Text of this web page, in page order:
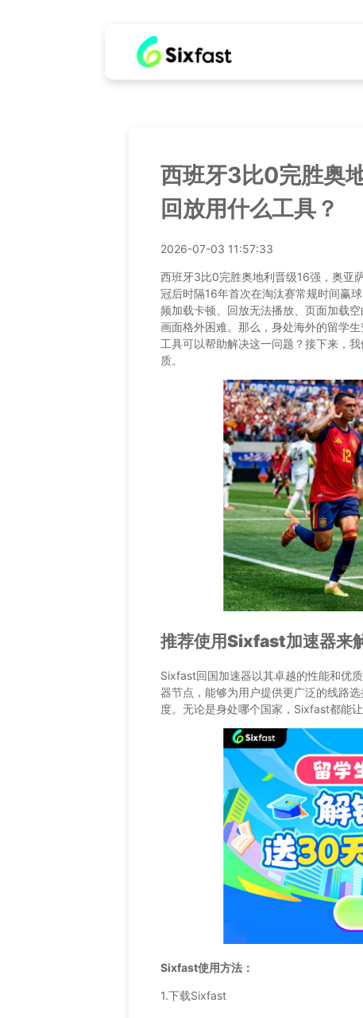
西班牙3比0完胜奥
回放用什么工具？
2026-07-03 11:57:33
西班牙3比0完胜奥地利晋级16强，奥亚
冠后时隔16年首次在淘汰赛常规时间赢
频加载卡顿、回放无法播放、页面加载
画面格外困难。那么，身处海外的留学
工具可以帮助解决这一问题？接下来，
质。
推荐使用Sixfast加速器来
Sixfast回国加速器以其卓越的性能和优
器节点，能够为用户提供更广泛的线路
度。无论是身处哪个国家，Sixfast都能
Sixfast使用方法：
1.下载Sixfast